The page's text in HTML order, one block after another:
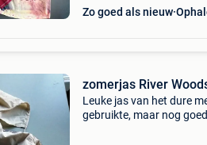
Zo goed als nieuw
zomerjas River
Leuke jas van het dure
gebruikte, maar nog